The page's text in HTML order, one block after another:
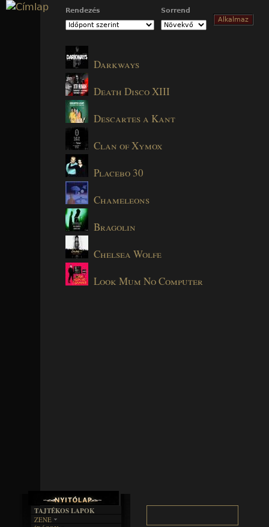
Jump to navigation
Rendezés Sorrend
Darkways
Death Disco XIII
Descartes a Kant
Clan of Xymox
Placebo 30
Chameleons
Bragolin
Chelsea Wolfe
Look Mum No Computer
TAJTÉKOS LAPOK
ZENE